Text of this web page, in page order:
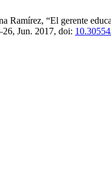
Ramírez, “El gerente
Jun. 2017, doi: